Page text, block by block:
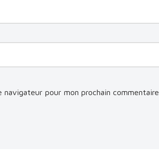
pour mon prochain commentaire.